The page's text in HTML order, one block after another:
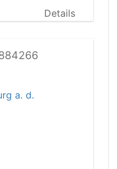
Details
a. d.